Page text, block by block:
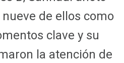
de ellos como
clave y su
la atención de